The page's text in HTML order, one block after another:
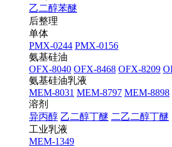
乙二醇苯醚
后整理
单体
PMX-0244 PMX-0156
氨基硅油
OFX-8040 OFX-8468 OFX-8209
氨基硅油乳液
MEM-8031 MEM-8797 MEM-8898
溶剂
异丙醇 乙二醇丁醚 二乙二醇丁醚
工业乳液
MEM-1349